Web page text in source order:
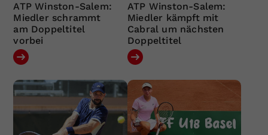
ATP Winston-Salem:
Miedler schrammt
am Doppeltitel
vorbei
ATP Winston-Salem:
Miedler kämpft mit
Cabral um nächsten
Doppeltitel